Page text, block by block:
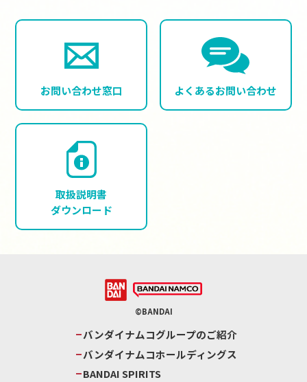
お問い合わせ窓口 よくあるお問い合わせ
取扱説明書
ダウンロード
©BANDAI
バンダイナムコグループのご紹介
バンダイナムコホールディングス
BANDAI SPIRITS